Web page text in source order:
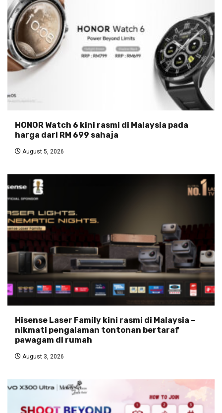
HONOR Watch 6 kini rasmi di Malaysia pada
harga dari RM 699 sahaja
August 5, 2026
Hisense Laser Family kini rasmi di Malaysia –
nikmati pengalaman tontonan bertaraf
pawagam di rumah
August 3, 2026